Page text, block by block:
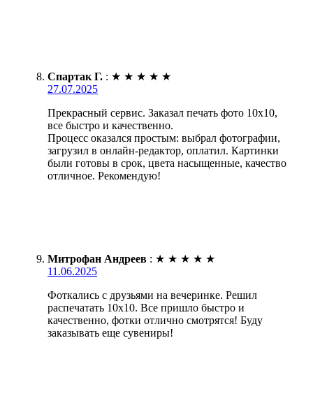
Спартак Г. : ★ ★ ★ ★ ★
27.07.2025
Прекрасный сервис. Заказал печать фото 10х10,
все быстро и качественно.
Процесс оказался простым: выбрал фотографии,
загрузил в онлайн-редактор, оплатил. Картинки
были готовы в срок, цвета насыщенные, качество
отличное. Рекомендую!
Митрофан Андреев : ★ ★ ★ ★ ★
11.06.2025
Фоткались с друзьями на вечеринке. Решил
распечатать 10х10. Все пришло быстро и
качественно, фотки отлично смотрятся! Буду
заказывать еще сувениры!